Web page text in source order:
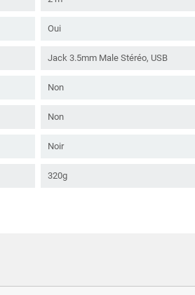
Oui
Jack 3.5mm Male Stéréo, USB
Non
Non
Noir
320g